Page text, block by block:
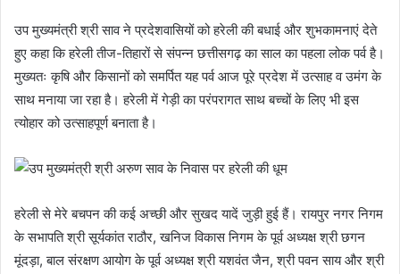
उप मुख्यमंत्री श्री साव ने प्रदेशवासियों को हरेली की बधाई और शुभकामनाएं देते
हुए कहा कि हरेली तीज-तिहारों से संपन्न छत्तीसगढ़ का साल का पहला लोक पर्व है।
मुख्यतः कृषि और किसानों को समर्पित यह पर्व आज पूरे प्रदेश में उत्साह व उमंग के
साथ मनाया जा रहा है। हरेली में गेड़ी का परंपरागत साथ बच्चों के लिए भी इस
त्योहार को उत्साहपूर्ण बनाता है।
हरेली से मेरे बचपन की कई अच्छी और सुखद यादें जुड़ी हुई हैं। रायपुर नगर निगम
के सभापति श्री सूर्यकांत राठौर, खनिज विकास निगम के पूर्व अध्यक्ष श्री छगन
मूंदड़ा, बाल संरक्षण आयोग के पूर्व अध्यक्ष श्री यशवंत जैन, श्री पवन साय और श्री